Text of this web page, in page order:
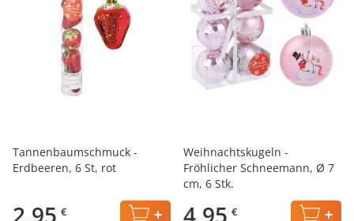
Tannenbaumschmuck -
Erdbeeren, 6 St, rot
2,95 €
Weihnachtskugeln -
Fröhlicher Schneemann, Ø 7
cm, 6 Stk.
4,95 €